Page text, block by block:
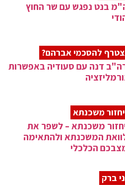
בנט נפגש עם שר החוץ
להסכמי אברהם?
דנה עם סעודיה באפשרות
משכנתא
משכנתא – לשפר את
המשכנתא ולהתאימה
הכלכלי
ברק